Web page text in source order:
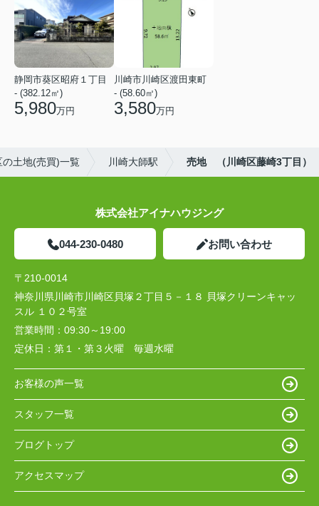
静岡市葵区昭府１丁目
- (382.12㎡)
5,980万円
川崎市川崎区渡田東町
- (58.60㎡)
3,580万円
土地(売買)一覧 川崎大師駅 売地 （川崎区藤崎3丁目）
株式会社アイナハウジング
044-230-0480 お問い合わせ
〒210-0014
神奈川県川崎市川崎区貝塚２丁目５－１８ 貝塚クリーンキャッ
スル １０２号室
営業時間： 09:30～19:00
定休日： 第１・第３火曜 毎週水曜
お客様の声一覧
スタッフ一覧
ブログトップ
アクセスマップ